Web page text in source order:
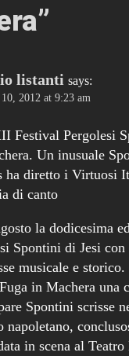
”
listanti says:
2012 at 9:23 am
Festival Pergolesi
Un inusuale
ha diretto i Virtuosi
di canto
la dodicesima
Spontini di Jesi con
musicale e storico.
in Machera una
Spontini scrisse
napoletano,
in scena al